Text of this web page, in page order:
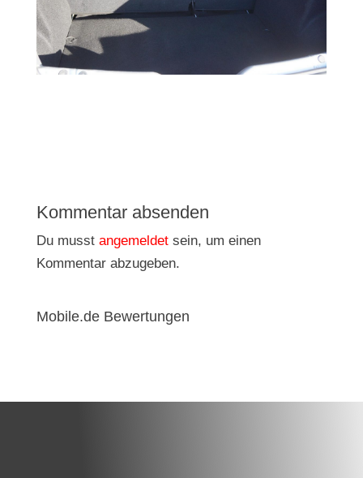
Kommentar absenden
Du musst angemeldetsein, um einen
Kommentar abzugeben.
Mobile.de Bewertungen